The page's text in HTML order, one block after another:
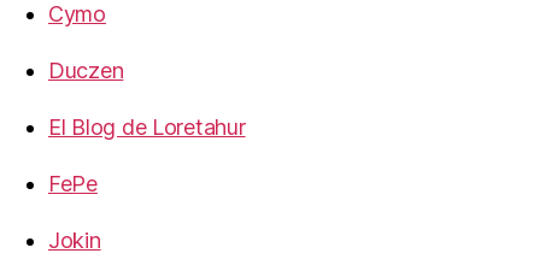
Cymo
Duczen
El Blog de Loretahur
FePe
Jokin